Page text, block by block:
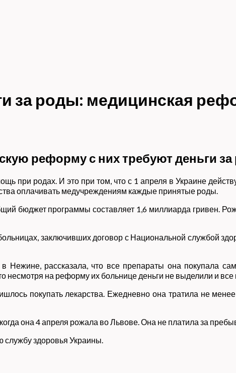
за роды: медицинская
реформу с них требуют деньги
при родах. И это при том, что с 1 апреля в Украине
оплачивать медучреждениям каждые принятые роды.
бюджет программы составляет 1,6 миллиарда гривен.
заключивших договор с Национальной службой
Нежине, рассказала, что все препараты она покупала
несмотря на реформу их больнице деньги не выделили и
покупать лекарства. Ежедневно она тратила не
она 4 апреля рожала во Львове. Она не платила за
здоровья Украины.